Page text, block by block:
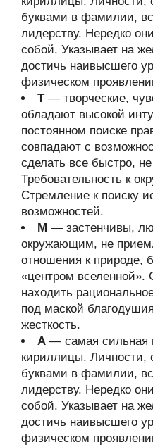
буквами в фамилии,
лидерству. Нередко
собой. Указывает на
достичь наивысшего
физическом
Т— творческие,
обладают высокой
постоянном поиске
совпадают с
сделать все быстро,
Требовательность к
Стремление к поиску
возможностей.
М — застенчивы,
окружающим, не
отношения к природе,
«центром вселенной».
находить
под маской
жесткость.
А — самая сильная
кириллицы.
буквами в фамилии,
лидерству. Нередко
собой. Указывает на
достичь наивысшего
физическом